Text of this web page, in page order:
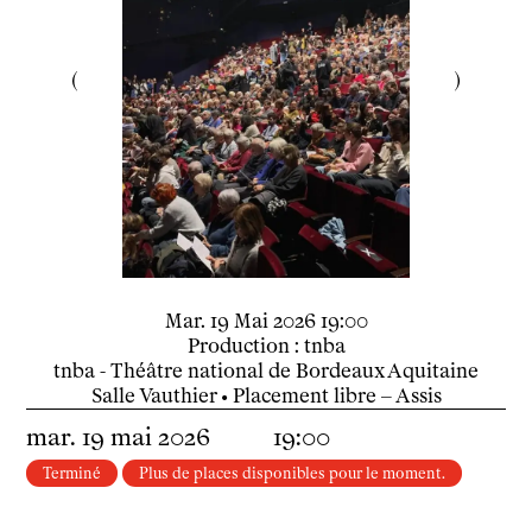
mardi
Mar. 19 mai
Mai 2026 19:00
Production : tnba
tnba - Théâtre national de Bordeaux Aquitaine
Salle Vauthier• Placement libre – Assis
mar. 19 mai 2026 19:00
Terminé Plus de places disponibles pour le moment.
tnba, centre dramatique national
Artiste directrice
Artistes associé·es
Équipe
Salles
Espace partagé
Librairie
L'école
Les Promotions
Classe Égalité
Stages de théâtre gratuits
Insertion professionnelle
Soutenir l'école
Partenaires